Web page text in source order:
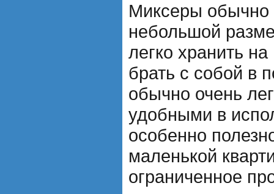
Миксеры обычно
небольшой
легко хранить
брать с собой в
обычно очень
удобными в
особенно
маленькой
ограниченное